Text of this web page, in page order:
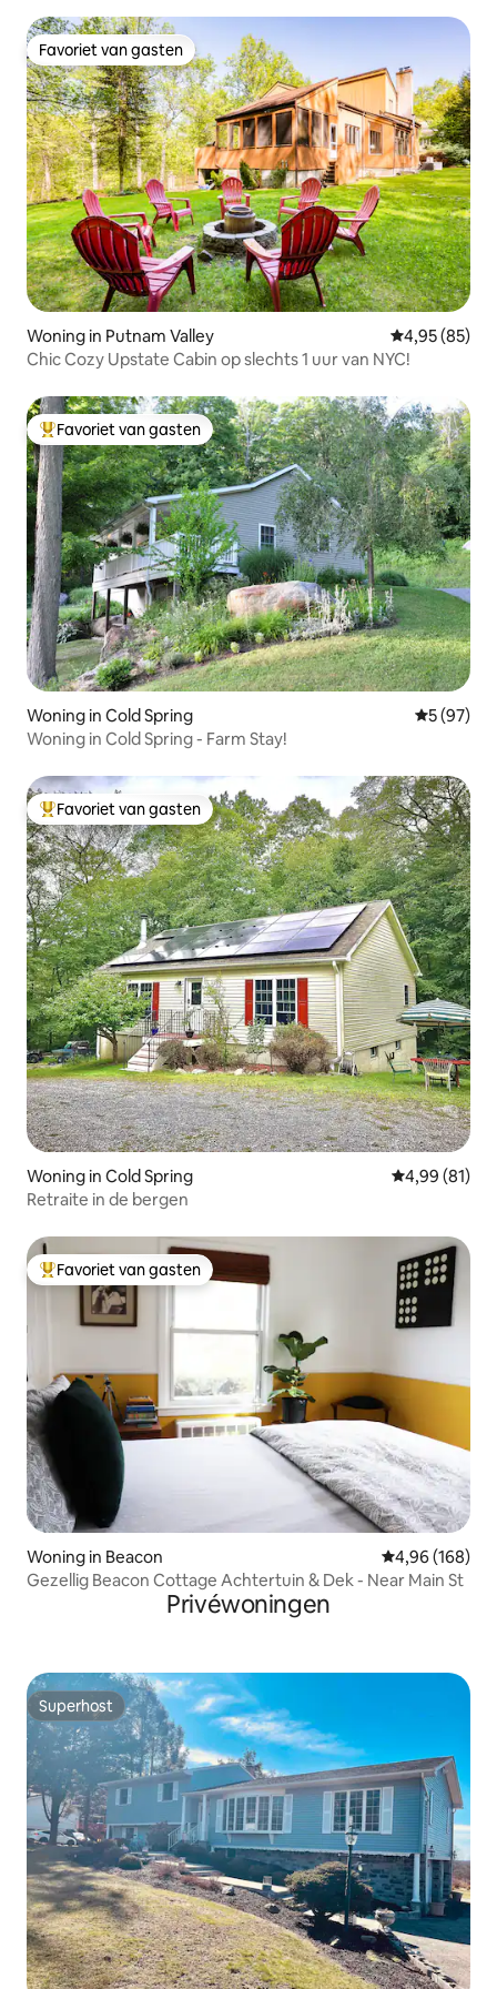
Favoriet van gasten
Favoriet van gasten
Woning in Putnam Valley Gemiddelde
4,95 (85)
Chic Cozy Upstate Cabin op slechts 1 uur van NYC!
Topfavoriet van gasten
Favoriet van gasten
Woning in Cold Spring
5 (97)
Woning in Cold Spring - Farm Stay!
Topfavoriet van gasten
Favoriet van gasten
Woning in Cold Spring Gemiddelde
4,99 (81)
Retraite in de bergen
Topfavoriet van gasten
Favoriet van gasten
Woning in Beacon Gemiddelde
4,96 (168)
Gezellig Beacon Cottage Achtertuin & Dek - Near Main St
Privéwoningen
Superhost
Superhost